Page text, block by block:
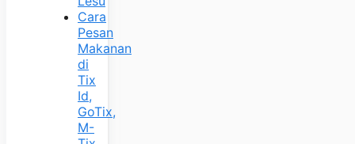
Cara
Pesan
Makanan
di
Tix
Id,
GoTix,
M-